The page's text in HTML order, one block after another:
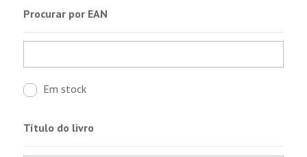
Procurar por EAN
Em stock
Título do livro